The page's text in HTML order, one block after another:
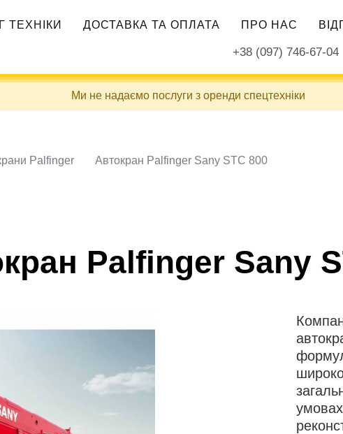
ТЕХНІКИ ДОСТАВКА ТА ОПЛАТА ПРО НАС
+38 (097) 746-67-04
Ми не надаємо послуги з оренди спецтехніки
Palfinger Автокран Palfinger Sany STC 800
Palfinger Sany